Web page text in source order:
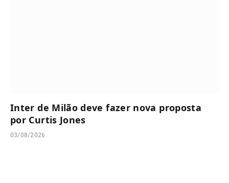
Inter de Milão deve fazer nova proposta
por Curtis Jones
03/08/2026